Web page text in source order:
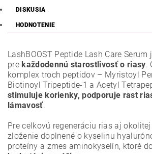
DISKUSIA
HODNOTENIE
LashBOOST Peptide Lash Care Serum
prekaždodennú starostlivosť o riasy.
komplex troch peptidov – Myristoyl
Biotinoyl Tripeptide-1 a Acetyl
stimuluje korienky, podporuje rast
lámavosť.
Pre celkovú regeneráciu rias aj
zloženie doplnené o kyselinu
proteíny a zmes aminokyselín, ktoré